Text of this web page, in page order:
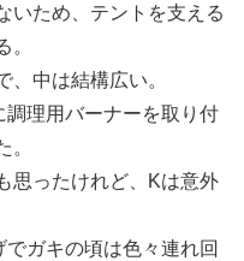
いため、テントを支える
。
中は結構広い。
理用バーナーを取り付
。
思ったけれど、Kは意外
ガキの頃は色々連れ回